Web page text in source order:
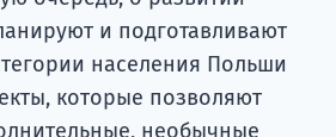
и подготавливают
населения Польши
которые позволяют
необычные